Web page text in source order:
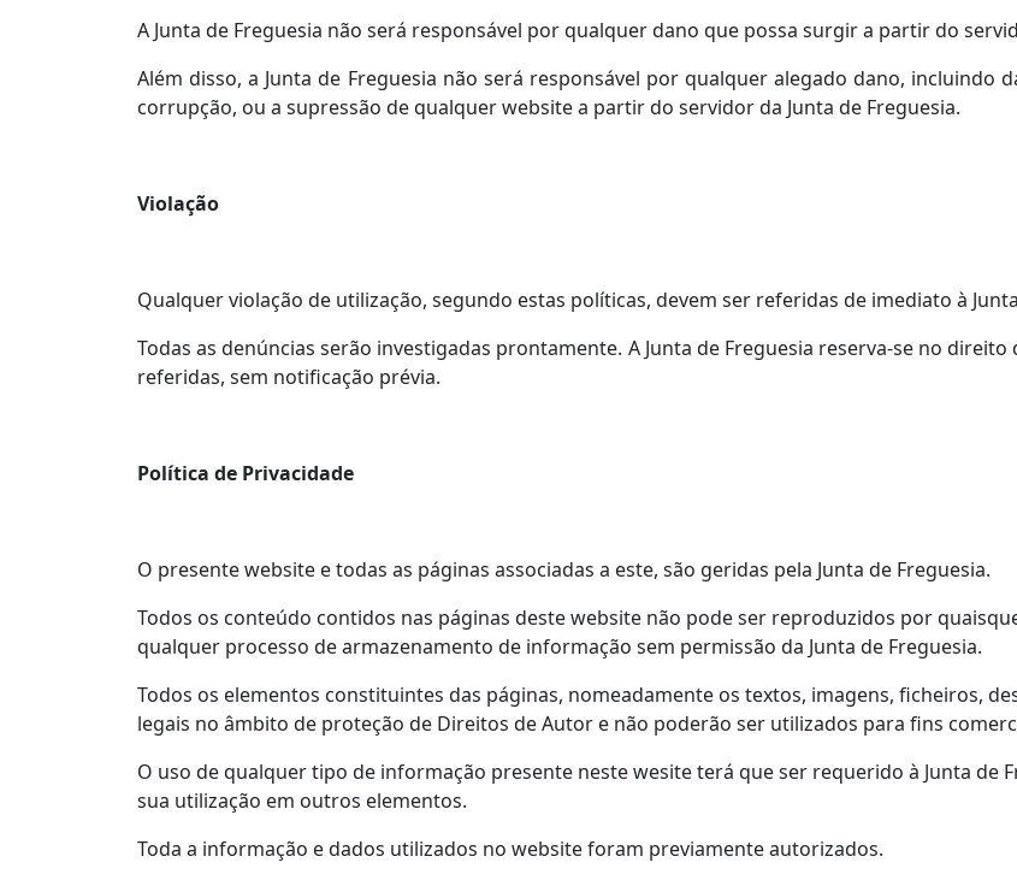
A Junta de Freguesia não será responsável por qualquer dano que possa surgir a partir do
Além disso, a Junta de Freguesia não será responsável por qualquer alegado dano, incluindo
corrupção, ou a supressão de qualquer website a partir do servidor da Junta de Freguesia.
Violação
Qualquer violação de utilização, segundo estas políticas, devem ser referidas de imediato à
Todas as denúncias serão investigadas prontamente. A Junta de Freguesia reserva-se no
referidas, sem notificação prévia.
Política de Privacidade
O presente website e todas as páginas associadas a este, são geridas pela Junta de Freguesia.
Todos os conteúdo contidos nas páginas deste website não pode ser reproduzidos por
qualquer processo de armazenamento de informação sem permissão da Junta de Freguesia.
Todos os elementos constituintes das páginas, nomeadamente os textos, imagens, ficheiros,
legais no âmbito de proteção de Direitos de Autor e não poderão ser utilizados para fins
O uso de qualquer tipo de informação presente neste wesite terá que ser requerido à Junta de
sua utilização em outros elementos.
Toda a informação e dados utilizados no website foram previamente autorizados.